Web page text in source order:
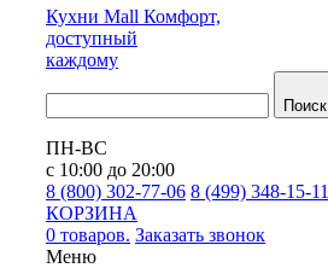
Кухни Mall Комфорт,
доступный
каждому
Поиск
ПН-ВС
с 10:00 до 20:00
8 (800) 302-77-06 8 (499) 348-15-11
КОРЗИНА
0 товаров. Заказать звонок
Меню